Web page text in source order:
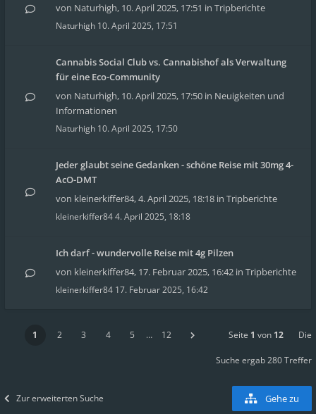
von Naturhigh, 10. April 2025, 17:51 in Tripberichte
Naturhigh 10. April 2025, 17:51
Cannabis Social Club vs. Cannabishof als Verwaltung
für eine Eco-Community
von Naturhigh, 10. April 2025, 17:50 in Neuigkeiten und
Informationen
Naturhigh 10. April 2025, 17:50
Jeder glaubt seine Gedanken - schöne Reise mit 30mg 4-
AcO-DMT
von kleinerkiffer84,4. April 2025, 18:18 in Tripberichte
kleinerkiffer844. April 2025, 18:18
Ich darf - wundervolle Reise mit 4g Pilzen
von kleinerkiffer84, 17. Februar 2025, 16:42 in Tripberichte
kleinerkiffer84 17. Februar 2025, 16:42
1 2 3 4 5 … 12 Seite 1 von 12 Die
Suche ergab 280 Treffer
Zur erweiterten Suche Gehe zu